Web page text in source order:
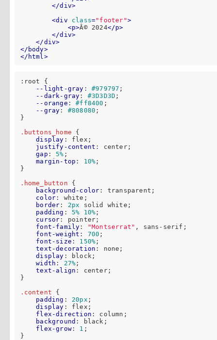
</div>
<div class="footer">
<p>Â© 2024</p>
</div>
</div>
</ body>
</ html >
:root {
--light-gray : #979797 ;
--dark-gray : #3D3D3D ;
--orange : #ff8400 ;
--gray : #808080 ;
}
.buttons_home {
display : flex;
justify-content : center;
gap : 5% ;
margin-top : 10% ;
}
.home_button {
background-color : transparent;
color : white;
border : 2px solid white;
padding : 5% 10% ;
cursor : pointer;
font-family : "Montserrat" , sans-serif;
font-weight : 700 ;
font-size : 150% ;
text-decoration : none;
display : block;
width : 27% ;
text-align : center;
}
.content {
padding : 20px ;
display : flex;
flex-direction : column;
background : black;
flex-grow : 1 ;
}